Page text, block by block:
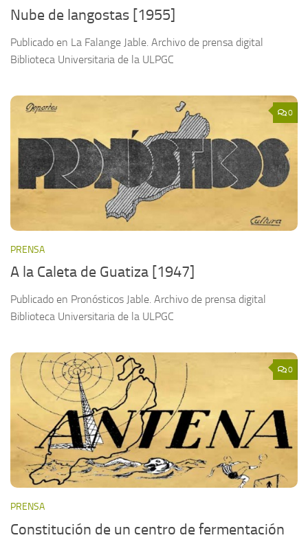
Nube de langostas [1955]
Publicado en La Falange Jable. Archivo de prensa digital
Biblioteca Universitaria de la ULPGC
0
PRENSA
A la Caleta de Guatiza [1947]
Publicado en Pronósticos Jable. Archivo de prensa digital
Biblioteca Universitaria de la ULPGC
0
PRENSA
Constitución de un centro de fermentación